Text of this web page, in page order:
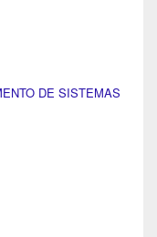
DE SISTEMAS